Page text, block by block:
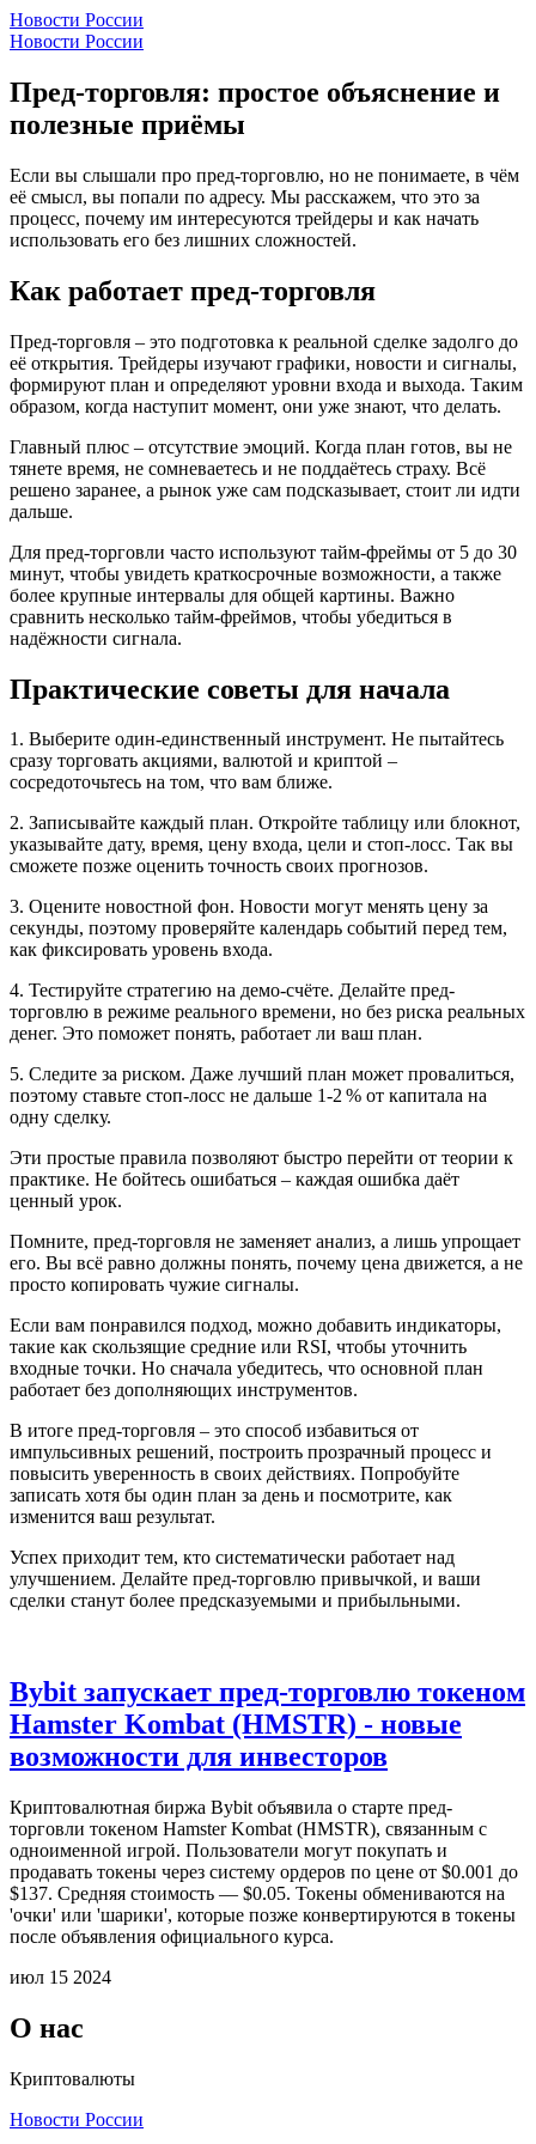
Новости России
Новости России
Пред-торговля: простое объяснение и
полезные приёмы
Если вы слышали про пред-торговлю, но не понимаете, в чём
её смысл, вы попали по адресу. Мы расскажем, что это за
процесс, почему им интересуются трейдеры и как начать
использовать его без лишних сложностей.
Как работает пред-торговля
Пред-торговля – это подготовка к реальной сделке задолго до
её открытия. Трейдеры изучают графики, новости и сигналы,
формируют план и определяют уровни входа и выхода. Таким
образом, когда наступит момент, они уже знают, что делать.
Главный плюс – отсутствие эмоций. Когда план готов, вы не
тянете время, не сомневаетесь и не поддаётесь страху. Всё
решено заранее, а рынок уже сам подсказывает, стоит ли идти
дальше.
Для пред-торговли часто используют тайм‑фреймы от 5 до 30
минут, чтобы увидеть краткосрочные возможности, а также
более крупные интервалы для общей картины. Важно
сравнить несколько тайм‑фреймов, чтобы убедиться в
надёжности сигнала.
Практические советы для начала
1. Выберите один‑единственный инструмент. Не пытайтесь
сразу торговать акциями, валютой и криптой –
сосредоточьтесь на том, что вам ближе.
2. Записывайте каждый план. Откройте таблицу или блокнот,
указывайте дату, время, цену входа, цели и стоп‑лосс. Так вы
сможете позже оценить точность своих прогнозов.
3. Оцените новостной фон. Новости могут менять цену за
секунды, поэтому проверяйте календарь событий перед тем,
как фиксировать уровень входа.
4. Тестируйте стратегию на демо‑счёте. Делайте пред-
торговлю в режиме реального времени, но без риска реальных
денег. Это поможет понять, работает ли ваш план.
5. Следите за риском. Даже лучший план может провалиться,
поэтому ставьте стоп‑лосс не дальше 1‑2 % от капитала на
одну сделку.
Эти простые правила позволяют быстро перейти от теории к
практике. Не бойтесь ошибаться – каждая ошибка даёт
ценный урок.
Помните, пред-торговля не заменяет анализ, а лишь упрощает
его. Вы всё равно должны понять, почему цена движется, а не
просто копировать чужие сигналы.
Если вам понравился подход, можно добавить индикаторы,
такие как скользящие средние или RSI, чтобы уточнить
входные точки. Но сначала убедитесь, что основной план
работает без дополняющих инструментов.
В итоге пред-торговля – это способ избавиться от
импульсивных решений, построить прозрачный процесс и
повысить уверенность в своих действиях. Попробуйте
записать хотя бы один план за день и посмотрите, как
изменится ваш результат.
Успех приходит тем, кто систематически работает над
улучшением. Делайте пред-торговлю привычкой, и ваши
сделки станут более предсказуемыми и прибыльными.
Bybit запускает пред-торговлю токеном
Hamster Kombat (HMSTR) - новые
возможности для инвесторов
Криптовалютная биржа Bybit объявила о старте пред-
торговли токеном Hamster Kombat (HMSTR), связанным с
одноименной игрой. Пользователи могут покупать и
продавать токены через систему ордеров по цене от $0.001 до
$137. Средняя стоимость — $0.05. Токены обмениваются на
'очки' или 'шарики', которые позже конвертируются в токены
после объявления официального курса.
июл 15 2024
О нас
Криптовалюты
Новости России